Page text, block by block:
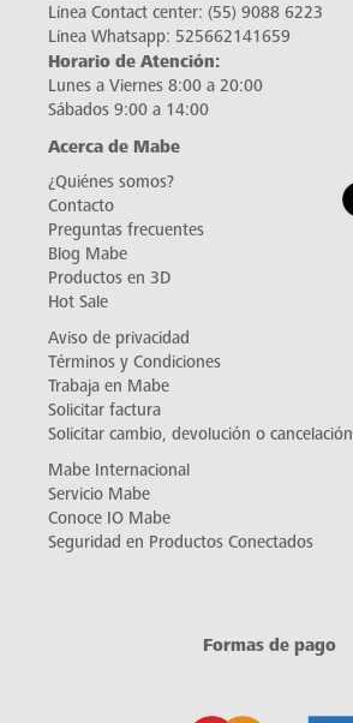
Línea Contact center: (55) 9088 6223
Línea Whatsapp: 525662141659
Horario de Atención:
Lunes a Viernes 8:00 a 20:00
Sábados 9:00 a 14:00
Acerca de Mabe
¿Quiénes somos?
Contacto
Preguntas frecuentes
Blog Mabe
Productos en 3D
Hot Sale
Aviso de privacidad
Términos y Condiciones
Trabaja en Mabe
Solicitar factura
Solicitar cambio, devolución o cancelación
Mabe Internacional
Servicio Mabe
Conoce IO Mabe
Seguridad en Productos Conectados
Formas de pago